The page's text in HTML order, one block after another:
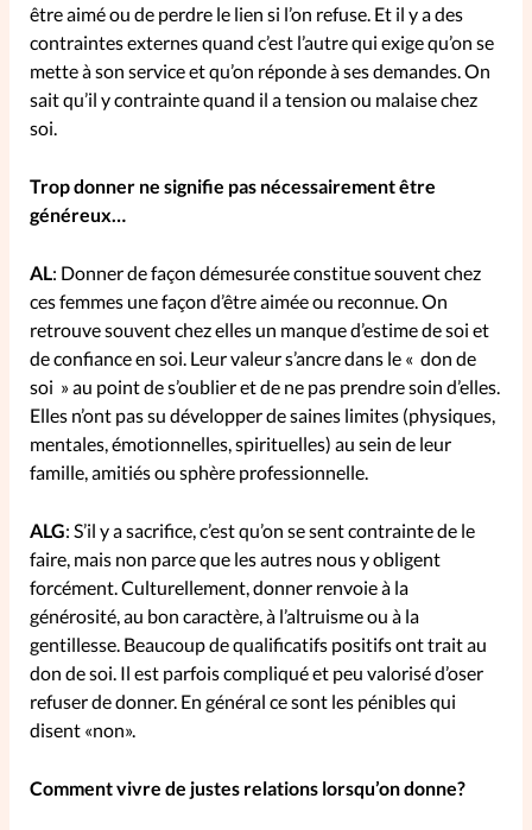
Mon compte
Changement d'adresse
être aimé ou de perdre le lien si l’on refuse. Et il y a des
contraintes externes quand c’est l’autre qui exige qu’on se
mette à son service et qu’on réponde à ses demandes. On
sait qu’il y contrainte quand il a tension ou malaise chez
soi.
Trop donner ne signifie pas nécessairement être
généreux…
AL : Donner de façon démesurée constitue souvent chez
ces femmes une façon d’être aimée ou reconnue. On
retrouve souvent chez elles un manque d’estime de soi et
de confiance en soi. Leur valeur s’ancre dans le « don de
soi » au point de s’oublier et de ne pas prendre soin d’elles.
Elles n’ont pas su développer de saines limites (physiques,
mentales, émotionnelles, spirituelles) au sein de leur
famille, amitiés ou sphère professionnelle.
ALG: S’il y a sacrifice, c’est qu’on se sent contrainte de le
faire, mais non parce que les autres nous y obligent
forcément. Culturellement, donner renvoie à la
générosité, au bon caractère, à l’altruisme ou à la
gentillesse. Beaucoup de qualificatifs positifs ont trait au
don de soi. Il est parfois compliqué et peu valorisé d’oser
refuser de donner. En général ce sont les pénibles qui
disent «non».
Comment vivre de justes relations lorsqu’on donne?